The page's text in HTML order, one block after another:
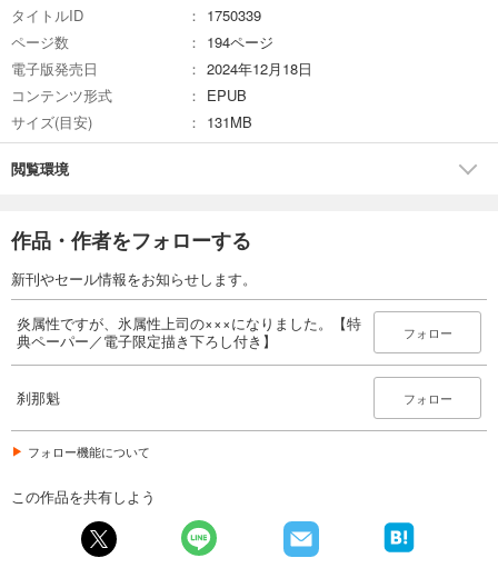
タイトルID
1750339
ページ数
194ページ
電子版発売日
2024年12月18日
コンテンツ形式
EPUB
サイズ(目安)
131MB
閲覧環境
作品・作者をフォローする
新刊やセール情報をお知らせします。
炎属性ですが、氷属性上司の×××になりました。【特
典ペーパー／電子限定描き下ろし付き】
フォロー
刹那魁 フォロー
フォロー機能について
この作品を共有しよう